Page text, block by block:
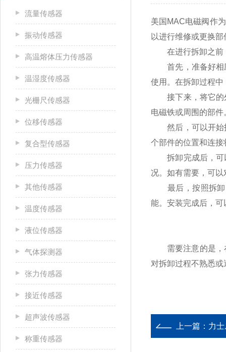
流量传感器
振动传感器
高温熔体压力传感器
温湿度传感器
光栅尺传感器
位移传感器
复合型传感器
压力传感器
其他传感器
温度传感器
液位传感器
气体探测器
张力传感器
接近传感器
超声波传感器
称重传感器
美国MAC电磁阀作
以进行维修或更换
在进行拆卸之前，
首先，准备好相应
使用。在拆卸过程
接下来，将它的外
电磁铁或周围的部
然后，可以开始拆
个部件的位置和连
拆卸完成后，可以
况。如有需要，可
最后，按照拆卸时
能。安装完成后，
需要注意的是，在
对拆卸过程不熟悉
上一篇： 力